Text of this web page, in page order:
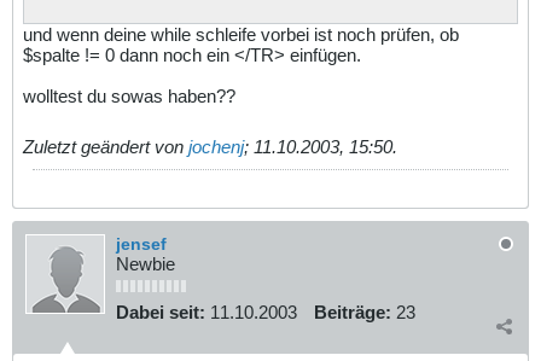
und wenn deine while schleife vorbei ist noch prüfen, ob
$spalte != 0 dann noch ein </TR> einfügen.
wolltest du sowas haben??
Zuletzt geändert von jochenj; 11.10.2003, 15:50.
jensef
Newbie
Dabei seit: 11.10.2003 Beiträge: 23